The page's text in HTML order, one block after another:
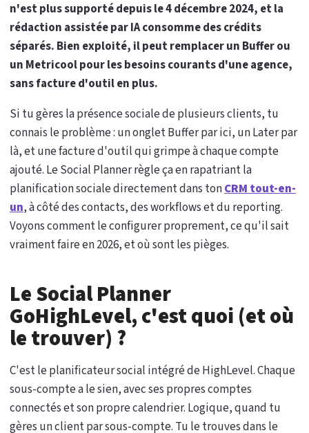
n'est plus supporté depuis le 4 décembre 2024, et la
rédaction assistée par IA consomme des crédits
séparés. Bien exploité, il peut remplacer un Buffer ou
un Metricool pour les besoins courants d'une agence,
sans facture d'outil en plus.
Si tu gères la présence sociale de plusieurs clients, tu
connais le problème : un onglet Buffer par ici, un Later par
là, et une facture d'outil qui grimpe à chaque compte
ajouté. Le Social Planner règle ça en rapatriant la
planification sociale directement dans tonCRM tout-en-
un, à côté des contacts, des workflows et du reporting.
Voyons comment le configurer proprement, ce qu'il sait
vraiment faire en 2026, et où sont les pièges.
Le Social Planner
GoHighLevel, c'est quoi (et où
le trouver) ?
C'est le planificateur social intégré de HighLevel. Chaque
sous-compte a le sien, avec ses propres comptes
connectés et son propre calendrier. Logique, quand tu
gères un client par sous-compte. Tu le trouves dans le